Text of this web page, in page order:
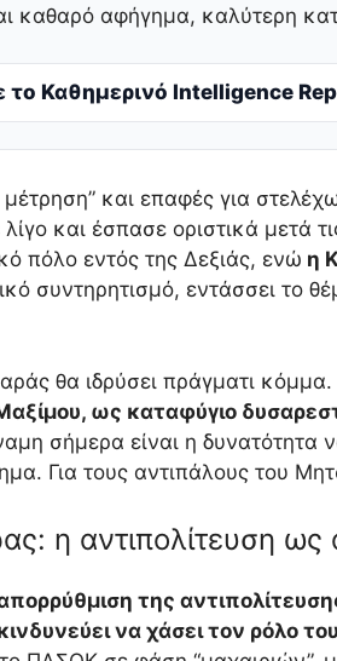
καθαρό αφήγημα, καλύτερη
το Καθημερινό Intelligence
μέτρηση” και επαφές για
και έσπασε οριστικά μετά
πόλο εντός της Δεξιάς, ενώ η
συντηρητισμό, εντάσσει το
θα ιδρύσει πράγματι κόμμα.
ως καταφύγιο
σήμερα είναι η δυνατότητα
Για τους αντιπάλους του
η αντιπολίτευση
της
να χάσει τον ρόλο του